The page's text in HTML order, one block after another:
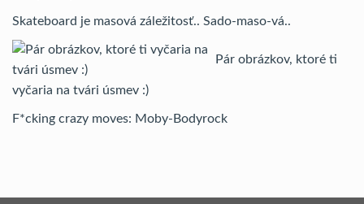
Skateboard je masová záležitosť.. Sado-maso-vá..
Pár obrázkov, ktoré ti
vyčaria na tvári úsmev :)
F*cking crazy moves: Moby-Bodyrock